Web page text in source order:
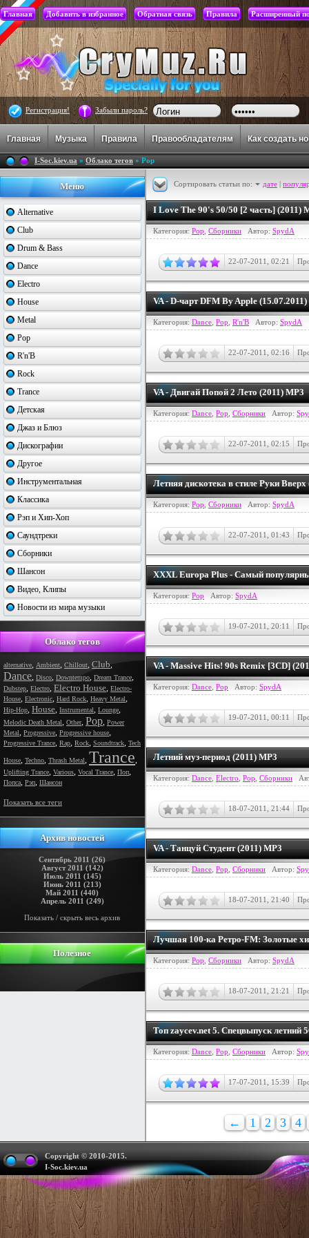
Главная Добавить в избранное Обратная связь Правила Расширенный
Регистрация! Забыли пароль?
Главная Музыка Правила Правообладателям Как создать
I-Soc.kiev.ua » Облако тегов » Pop
Меню
Alternative
Club
Drum & Bass
Dance
Electro
House
Metal
Pop
R'n'B
Rock
Trance
Детская
Джаз и Блюз
Дискографии
Другое
Инструментальная
Классика
Рэп и Хип-Хоп
Саундтреки
Сборники
Шансон
Видео, Клипы
Новости из мира музыки
Облако тегов
alternative, Ambient, Chillout, Club,
Dance, Disco, Downtempo, Dream Trance,
Dubstep, Electro, Electro House, Electro-
House, Electronic, Hard Rock, Heavy Metal,
Hip-Hop, House, Instrumental, Lounge,
Melodic Death Metal, Other, Pop, Power
Metal, Progressive, Progressive house,
Progressive Trance, Rap, Rock, Soundtrack, Tech
House, Techno, Thrash Metal, Trance,
Uplifting Trance, Various, Vocal Trance, Поп,
Попса, Рэп, Шансон
Показать все теги
Архив новостей
Сентябрь 2011 (26)
Август 2011 (142)
Июль 2011 (145)
Июнь 2011 (213)
Май 2011 (440)
Апрель 2011 (249)
Показать / скрыть весь архив
Полезное
Сортировать статьи по: дате |
I Love The 90's 50/50 [2 часть] (2011)
Категория: Pop Сборники Автор: SpydA
22-07-2011, 02:21
VA - D-чарт DFM By Apple
Категория: Dance Pop R'n'B Автор: SpydA
22-07-2011, 02:16
VA - Двигай Попой 2 Лето (2011) MP3
Категория: Dance Pop Сборники Автор:
22-07-2011, 02:15
Летняя дискотека в стиле Руки
Категория: Pop Сборники Автор: SpydA
22-07-2011, 01:43
XXXL Europa Plus - Самый
Категория: Pop Автор: SpydA
19-07-2011, 20:11
VA - Massive Hits! 90s Remix [3CD]
Категория: Dance Pop Автор: SpydA
19-07-2011, 00:11
Летний муз-период (2011) MP3
Категория: Dance Electro Pop Сборники
18-07-2011, 21:44
VA - Танцуй Студент (2011) MP3
Категория: Dance Pop Сборники Автор:
18-07-2011, 21:40
Лучшая 100-ка Ретро-FM: Золотые
Категория: Pop Сборники Автор: SpydA
18-07-2011, 21:21
Топ zaycev.net 5. Спецвыпуск летний
Категория: Dance Pop Сборники Автор:
17-07-2011, 15:39
← 1 2 3 4
Copyright © 2010-2015.
I-Soc.kiev.ua